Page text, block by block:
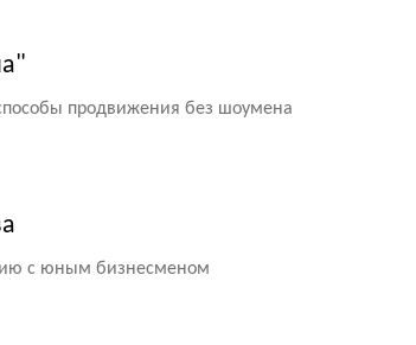
продвижения без шоумена
с юным бизнесменом